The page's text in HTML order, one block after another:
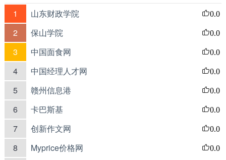
1 山东财政学院 0.0
2 保山学院 0.0
3 中国面食网 0.0
4 中国经理人才网 0.0
5 赣州信息港 0.0
6 卡巴斯基 0.0
7 创新作文网 0.0
8 Myprice价格网 0.0